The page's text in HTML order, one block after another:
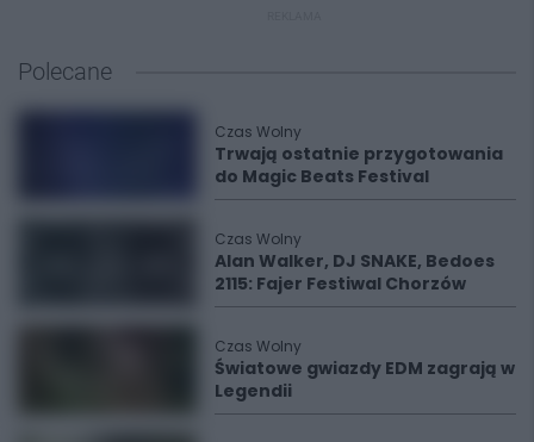
Polecane
Czas Wolny
Trwają ostatnie przygotowania
do Magic Beats Festival
Czas Wolny
Alan Walker, DJ SNAKE, Bedoes
2115: Fajer Festiwal Chorzów
Czas Wolny
Światowe gwiazdy EDM zagrają w
Legendii